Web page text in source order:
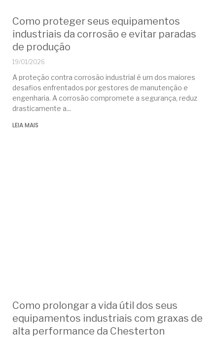
Como proteger seus equipamentos
industriais da corrosão e evitar paradas
de produção
19/01/2026
A proteção contra corrosão industrial é um dos maiores
desafios enfrentados por gestores de manutenção e
engenharia. A corrosão compromete a segurança, reduz
drasticamente a
LEIA MAIS
Como prolongar a vida útil dos seus
equipamentos industriais com graxas de
alta performance da Chesterton